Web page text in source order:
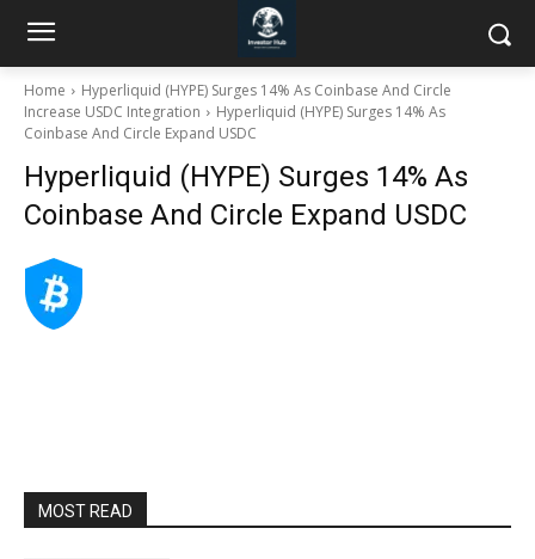
Home
Hyperliquid (HYPE) Surges 14% As Coinbase And Circle
Increase USDC Integration
Hyperliquid (HYPE) Surges 14% As
Coinbase And Circle Expand USDC
Hyperliquid (HYPE) Surges 14% As
Coinbase And Circle Expand USDC
MOST READ